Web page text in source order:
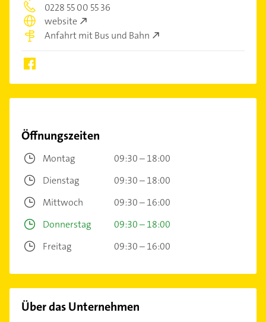
0228 55 00 55 36
website
Anfahrt mit Bus und Bahn
Öffnungszeiten
Montag
09:30 – 18:00
Dienstag
09:30 – 18:00
Mittwoch
09:30 – 16:00
Donnerstag
09:30 – 18:00
Freitag
09:30 – 16:00
Über das Unternehmen